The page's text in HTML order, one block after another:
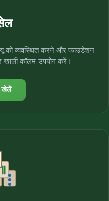
को व्यवस्थित करने और फाउंडेशन
कॉलम उपयोग करें।
खेलें